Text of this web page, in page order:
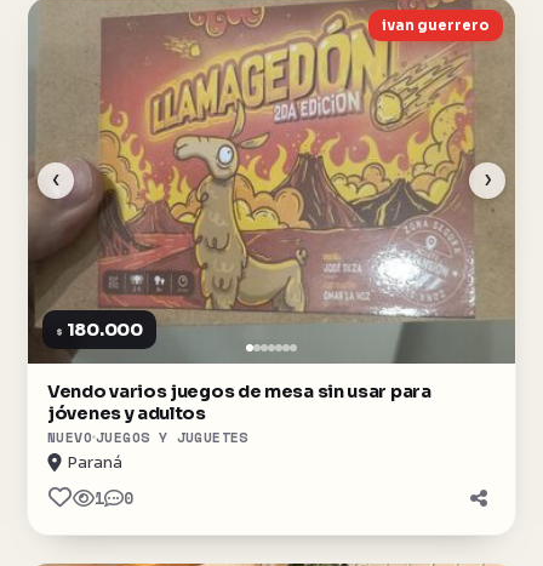
‹ ›
ivan guerrero
$ 180.000
Vendo varios juegos de mesa sin usar para
jóvenes y adultos
NUEVO JUEGOS Y JUGUETES
Paraná
1 0